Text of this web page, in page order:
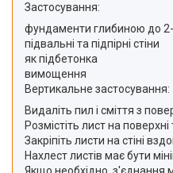
Застосування:
фундаменти глибиною до 2-
підвальні та підпірні стіни
як підбетонка
вимощення
Вертикальне застосування:
Видаліть пил і сміття з
Розмістіть лист на
Закріпіть листи на стіні
Нахлест листів має бути